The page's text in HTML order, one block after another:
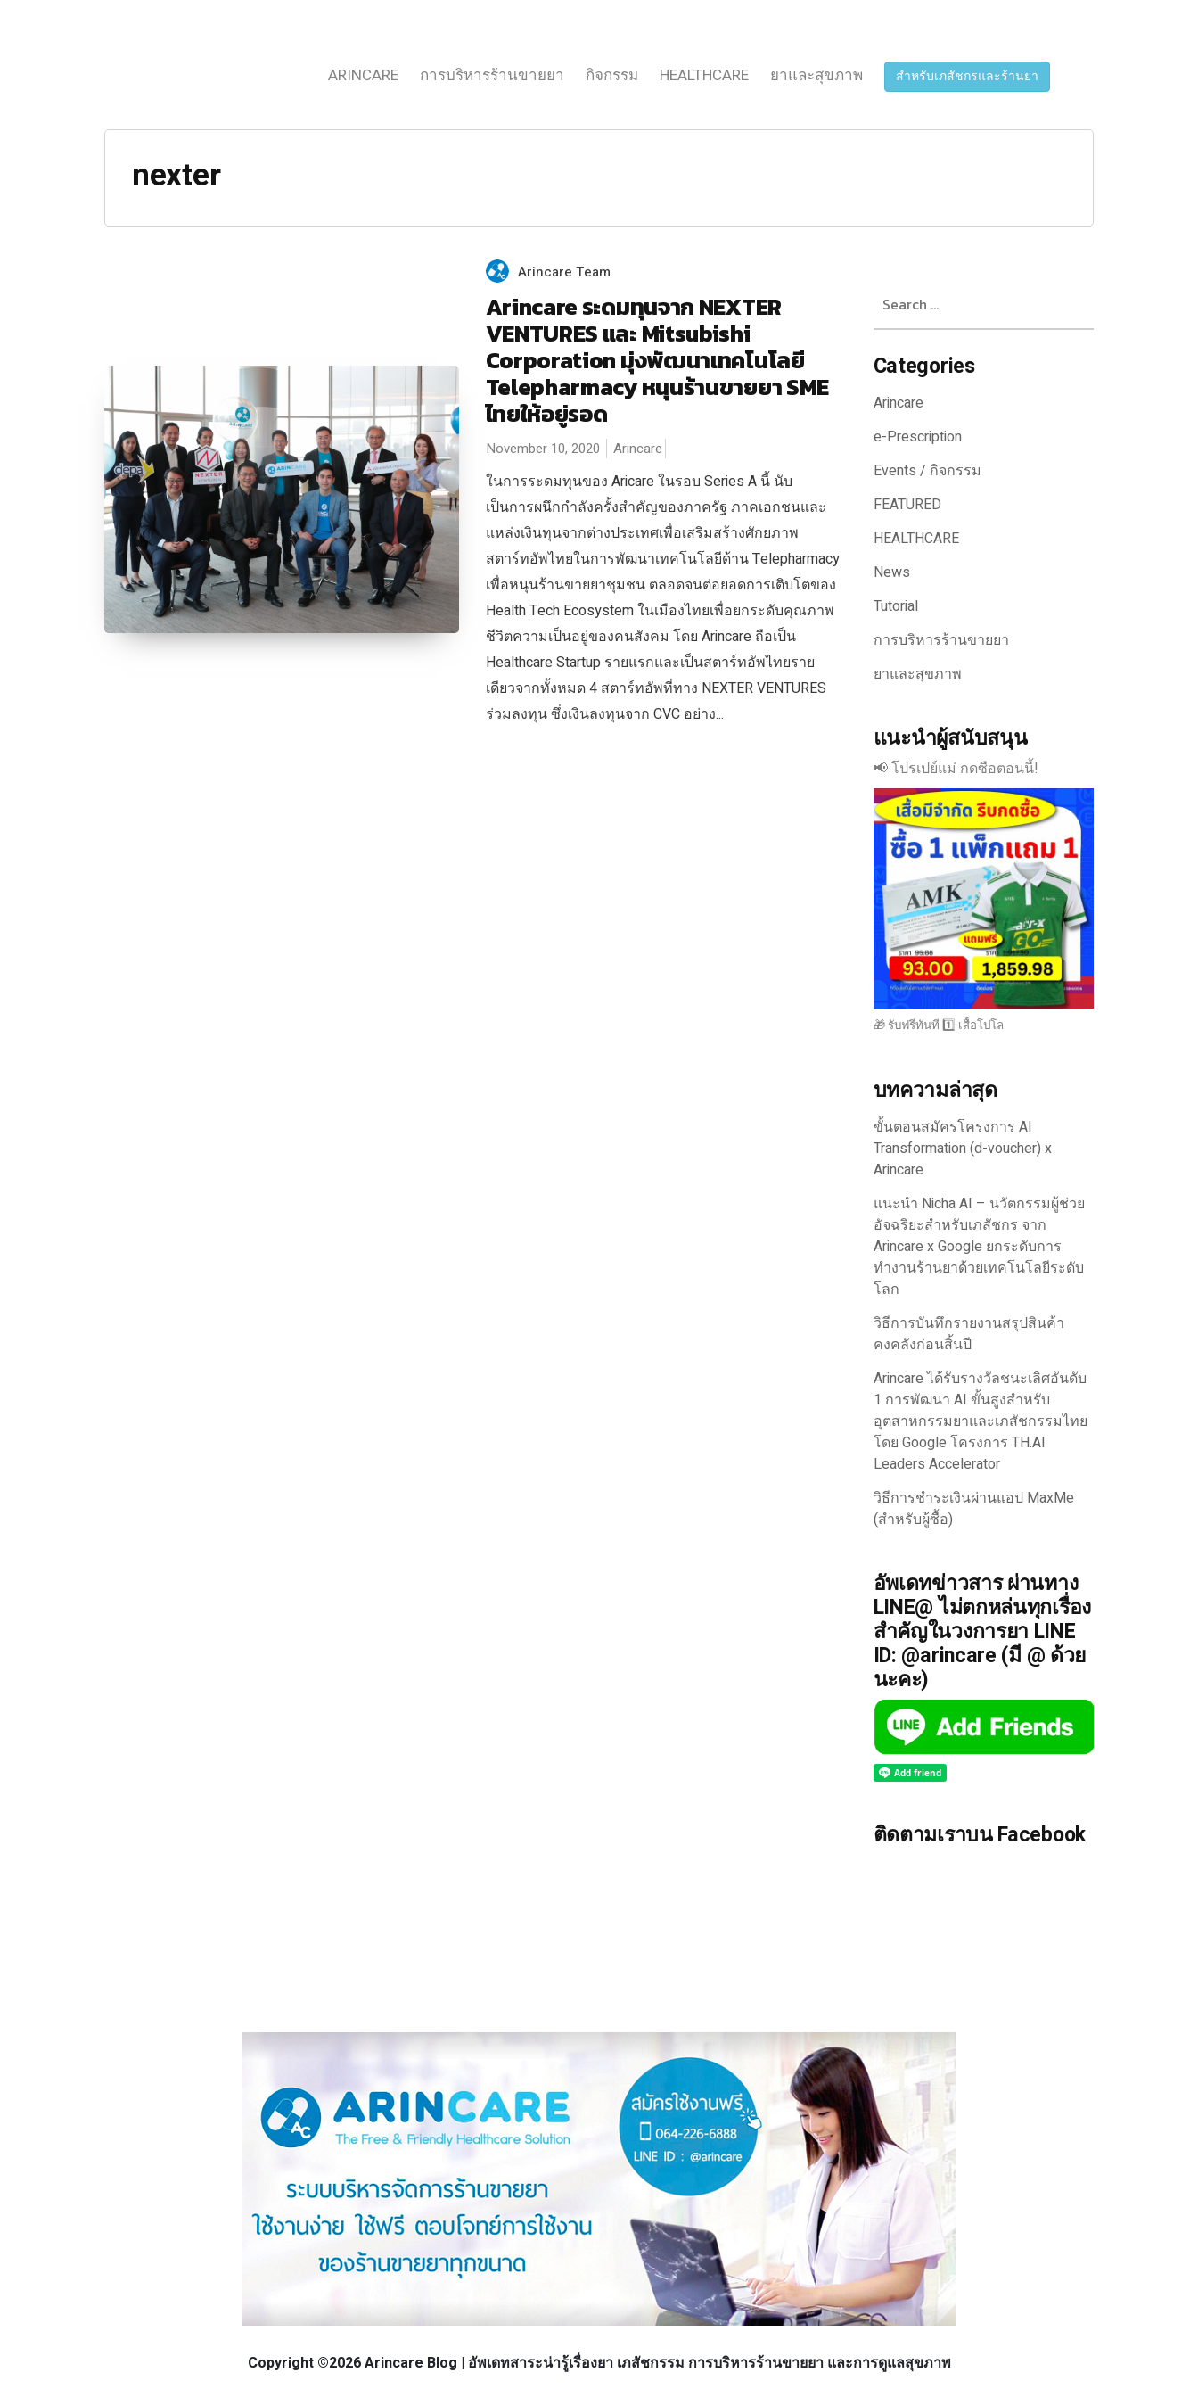
ARINCARE การบริหารร้านขายยา กิจกรรม HEALTHCARE ยาและสุขภาพ สำหรับเภสัชกรและร้านยา
nexter
Arincare Team
Arincare ระดมทุนจาก NEXTER
VENTURES และ Mitsubishi
Corporation มุ่งพัฒนาเทคโนโลยี
Telepharmacy หนุนร้านขายยา SME
ไทยให้อยู่รอด
November 10, 2020 Arincare
ในการระดมทุนของ Aricare ในรอบ Series A นี้ นับ
เป็นการผนึกกำลังครั้งสำคัญของภาครัฐ ภาคเอกชนและ
แหล่งเงินทุนจากต่างประเทศเพื่อเสริมสร้างศักยภาพ
สตาร์ทอัพไทยในการพัฒนาเทคโนโลยีด้าน Telepharmacy
เพื่อหนุนร้านขายยาชุมชน ตลอดจนต่อยอดการเติบโตของ
Health Tech Ecosystem ในเมืองไทยเพื่อยกระดับคุณภาพ
ชีวิตความเป็นอยู่ของคนสังคม โดย Arincare ถือเป็น
Healthcare Startup รายแรกและเป็นสตาร์ทอัพไทยราย
เดียวจากทั้งหมด 4 สตาร์ทอัพที่ทาง NEXTER VENTURES
ร่วมลงทุน ซึ่งเงินลงทุนจาก CVC อย่าง...
for:
Categories
Arincare
e-Prescription
Events / กิจกรรม
FEATURED
HEALTHCARE
News
Tutorial
การบริหารร้านขายยา
ยาและสุขภาพ
แนะนำผู้สนับสนุน
📢 โปรเปย์แม่ กดซือตอนนี้!
🎁 รับฟรีทันที 1️⃣ เสื้อโปโล
บทความล่าสุด
ขั้นตอนสมัครโครงการ AI
Transformation (d-voucher) x
Arincare
แนะนำ Nicha AI – นวัตกรรมผู้ช่วย
อัจฉริยะสำหรับเภสัชกร จาก
Arincare x Google ยกระดับการ
ทำงานร้านยาด้วยเทคโนโลยีระดับ
โลก
วิธีการบันทึกรายงานสรุปสินค้า
คงคลังก่อนสิ้นปี
Arincare ได้รับรางวัลชนะเลิศอันดับ
1 การพัฒนา AI ขั้นสูงสำหรับ
อุตสาหกรรมยาและเภสัชกรรมไทย
โดย Google โครงการ TH.AI
Leaders Accelerator
วิธีการชำระเงินผ่านแอป MaxMe
(สำหรับผู้ซื้อ)
อัพเดทข่าวสาร ผ่านทาง
LINE@ ไม่ตกหล่นทุกเรื่อง
สำคัญในวงการยา LINE
ID: @arincare (มี @ ด้วย
นะคะ)
ติดตามเราบน Facebook
Copyright ©2026 Arincare Blog | อัพเดทสาระน่ารู้เรื่องยา เภสัชกรรม การบริหารร้านขายยา และการดูแลสุขภาพ